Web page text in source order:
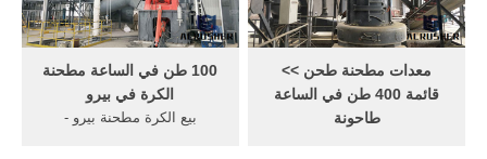
100 طن في الساعة مطحنة
الكرة في بيرو
بيع الكرة مطحنة بيرو -
معدات مطحنة طحن >>
قائمة 400 طن في الساعة
طاحونة